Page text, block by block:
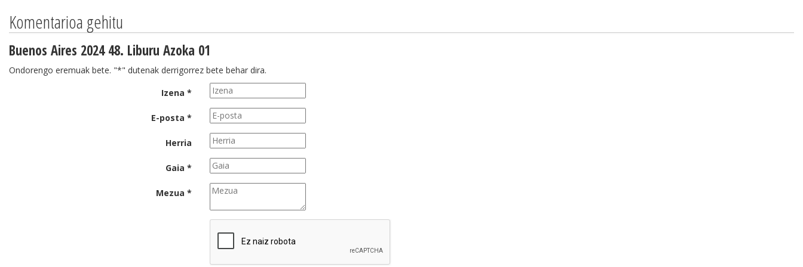
Komentarioa gehitu
Buenos Aires 2024 48. Liburu Azoka 01
Ondorengo eremuak bete. "*" dutenak derrigorrez bete behar dira.
Izena *
E-posta *
Herria
Gaia *
Mezua *